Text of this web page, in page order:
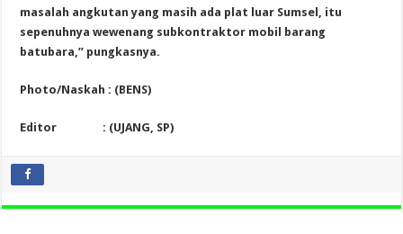
masalah angkutan yang masih ada plat luar Sumsel, itu
sepenuhnya wewenang subkontraktor mobil barang
batubara,” pungkasnya.
Photo/Naskah : (BENS)
Editor : (UJANG, SP)